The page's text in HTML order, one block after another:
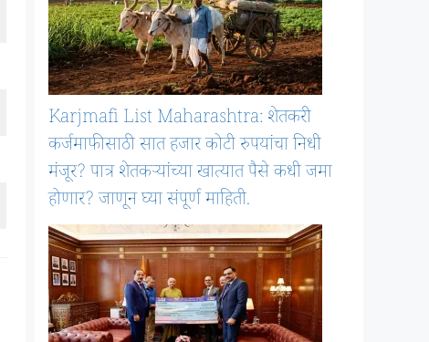
Karjmafi List Maharashtra: शेतकरी
कर्जमाफीसाठी सात हजार कोटी रुपयांचा निधी
मंजूर? पात्र शेतकऱ्यांच्या खात्यात पैसे कधी जमा
होणार? जाणून घ्या संपूर्ण माहिती.